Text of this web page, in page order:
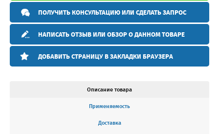
ПОЛУЧИТЬ КОНСУЛЬТАЦИЮ ИЛИ СДЕЛАТЬ ЗАПРОС
НАПИСАТЬ ОТЗЫВ ИЛИ ОБЗОР О ДАННОМ ТОВАРЕ
ДОБАВИТЬ СТРАНИЦУ В ЗАКЛАДКИ БРАУЗЕРА
Описание товара
Применяемость
Доставка